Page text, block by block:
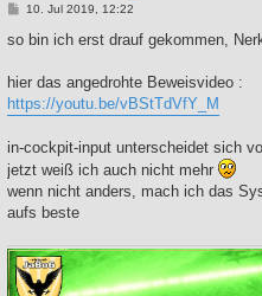
B
i
a
10. Jul 2019, 12:22
so bin ich erst drauf gekommen,
hier das angedrohte Beweisvideo :
https://youtu.be/vBStTdVfY_M
in-cockpit-input unterscheidet sich
jetzt weiß ich auch nicht mehr
wenn nicht anders, mach ich das
aufs beste